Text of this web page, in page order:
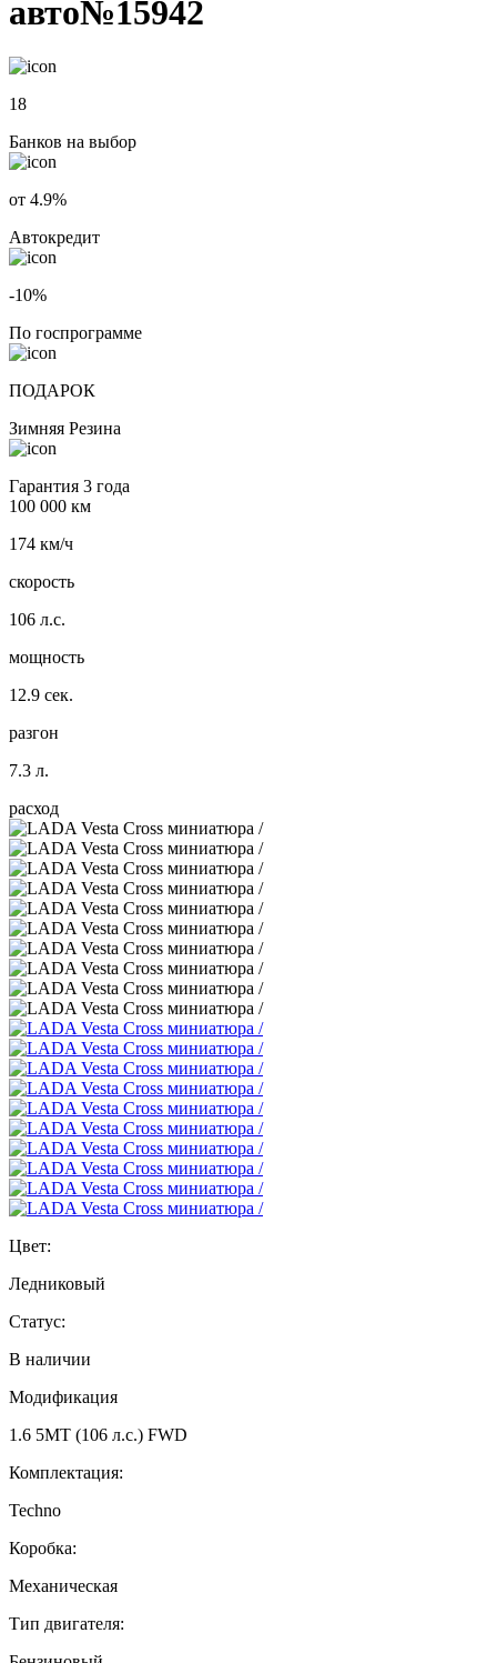
авто№15942
18
Банков на выбор
от 4.9%
Автокредит
-10%
По госпрограмме
ПОДАРОК
Зимняя Резина
Гарантия 3 года
100 000 км
174 км/ч
скорость
106 л.с.
мощность
12.9 сек.
разгон
7.3 л.
расход
Цвет:
Ледниковый
Статус:
В наличии
Модификация
1.6 5MT (106 л.с.) FWD
Комплектация:
Techno
Коробка:
Механическая
Тип двигателя: